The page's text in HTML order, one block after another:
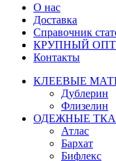
О нас
Доставка
Справочник
КРУПНЫЙ ОПТ
Контакты
КЛЕЕВЫЕ
Дублерин
Флизелин
ОДЕЖНЫЕ
Атлас
Бархат
Бифлекс